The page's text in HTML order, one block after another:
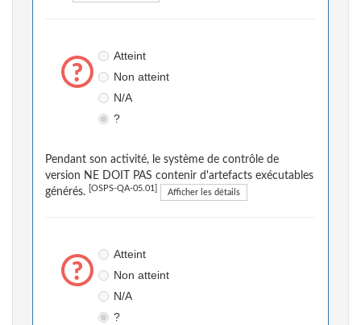
Atteint
Non atteint
N/A
?
Pendant son activité, le système de contrôle de
version NE DOIT PAS contenir d'artefacts exécutables
générés.
[OSPS-QA-05.01] Afficher les détails
Atteint
Non atteint
N/A
?